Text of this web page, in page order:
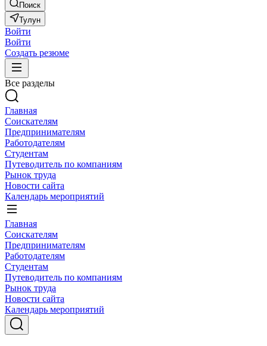
Поиск
Тулун
Войти
Войти
Создать резюме
Все разделы
Главная
Соискателям
Предпринимателям
Работодателям
Студентам
Путеводитель по компаниям
Рынок труда
Новости сайта
Календарь мероприятий
Главная
Соискателям
Предпринимателям
Работодателям
Студентам
Путеводитель по компаниям
Рынок труда
Новости сайта
Календарь мероприятий